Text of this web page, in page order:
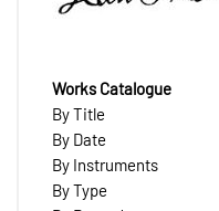
Works Catalogue
By Title
By Date
By Instruments
By Type